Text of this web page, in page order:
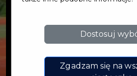
wraz z
Dostosuj
Zgadzam się na